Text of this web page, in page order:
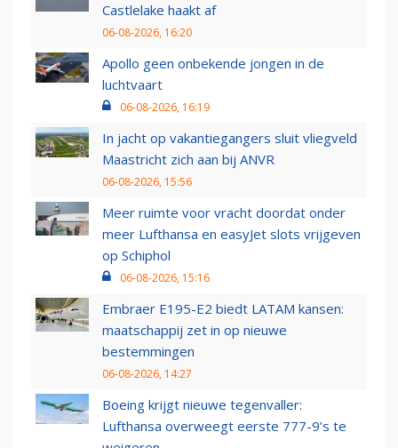
Castlelake haakt af
06-08-2026, 16:20
Apollo geen onbekende jongen in de
luchtvaart
06-08-2026, 16:19
In jacht op vakantiegangers sluit vliegveld
Maastricht zich aan bij ANVR
06-08-2026, 15:56
Meer ruimte voor vracht doordat onder
meer Lufthansa en easyJet slots vrijgeven
op Schiphol
06-08-2026, 15:16
Embraer E195-E2 biedt LATAM kansen:
maatschappij zet in op nieuwe
bestemmingen
06-08-2026, 14:27
Boeing krijgt nieuwe tegenvaller:
Lufthansa overweegt eerste 777-9’s te